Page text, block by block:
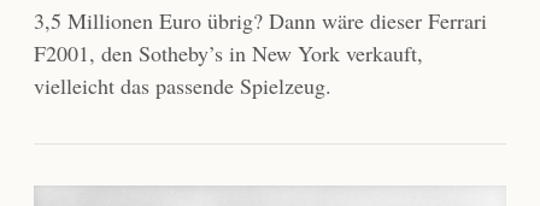
3,5 Millionen Euro übrig? Dann wäre dieser Ferrari
F2001, den Sotheby’s in New York verkauft,
vielleicht das passende Spielzeug.